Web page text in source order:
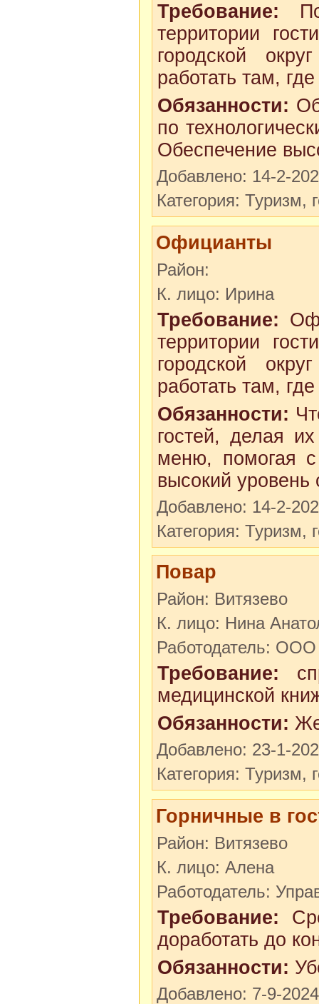
Требование:
территории
городской
работать там,
Обязанности:
по
Обеспечение
Добавлено: 14-2-
Категория: Туризм,
Официанты
Район:
К. лицо: Ирина
Требование:
территории
городской
работать там,
Обязанности:
гостей, делая
меню, помогая
высокий уровень
Добавлено: 14-2-
Категория: Туризм,
Повар
Район: Витязево
К. лицо: Нина
Работодатель: ООО
Требование:
медицинской
Обязанности:
Добавлено: 23-1-
Категория: Туризм,
Горничные в
Район: Витязево
К. лицо: Алена
Работодатель:
Требование:
доработать до
Обязанности:
Добавлено: 7-9-2024